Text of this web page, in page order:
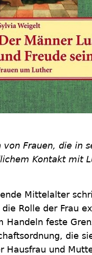
von Frauen, die in
Kontakt mit
Mittelalter
Rolle der Frau
Handeln feste
die
Hausfrau und